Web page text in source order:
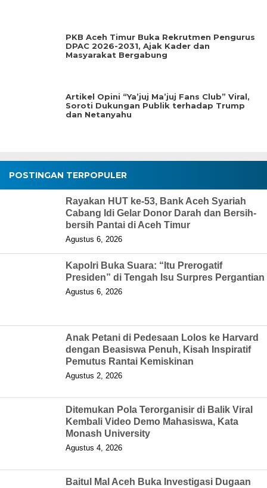
PKB Aceh Timur Buka Rekrutmen Pengurus
DPAC 2026-2031, Ajak Kader dan
Masyarakat Bergabung
Artikel Opini “Ya’juj Ma’juj Fans Club” Viral,
Soroti Dukungan Publik terhadap Trump
dan Netanyahu
POSTINGAN TERPOPULER
Rayakan HUT ke-53, Bank Aceh Syariah
Cabang Idi Gelar Donor Darah dan Bersih-
bersih Pantai di Aceh Timur
Agustus 6, 2026
Kapolri Buka Suara: “Itu Prerogatif
Presiden” di Tengah Isu Surpres Pergantian
Agustus 6, 2026
Anak Petani di Pedesaan Lolos ke Harvard
dengan Beasiswa Penuh, Kisah Inspiratif
Pemutus Rantai Kemiskinan
Agustus 2, 2026
Ditemukan Pola Terorganisir di Balik Viral
Kembali Video Demo Mahasiswa, Kata
Monash University
Agustus 4, 2026
Baitul Mal Aceh Buka Investigasi Dugaan